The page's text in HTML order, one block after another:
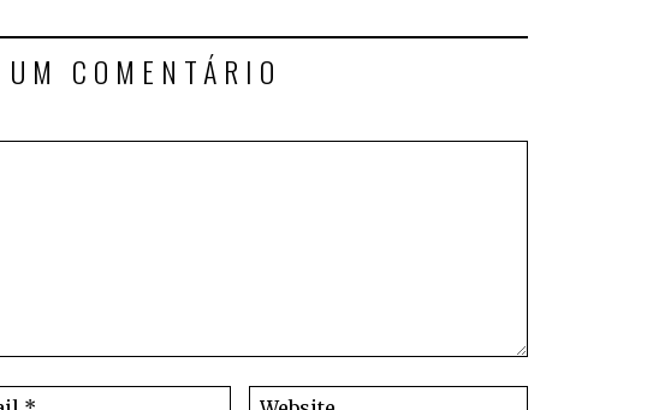
COMENTÁRIO